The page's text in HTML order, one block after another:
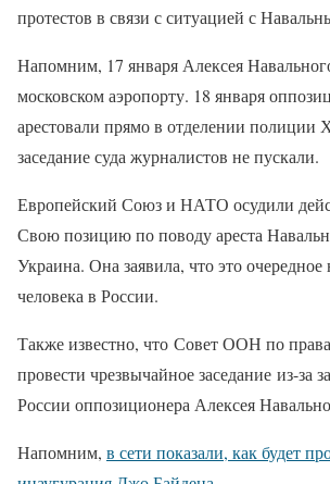
протестов в связи с ситуацией с
Напомним, 17 января Алексея
московском аэропорту. 18 января
арестовали прямо в отделении полиции
заседание суда журналистов не пускали.
Европейский Союз и НАТО осудили
Свою позицию по поводу ареста
Украина. Она заявила, что это
человека в России.
Также известно, что Совет ООН по
провести чрезвычайное заседание из-за
России оппозиционера Алексея
Напомним, в сети показали, как будет